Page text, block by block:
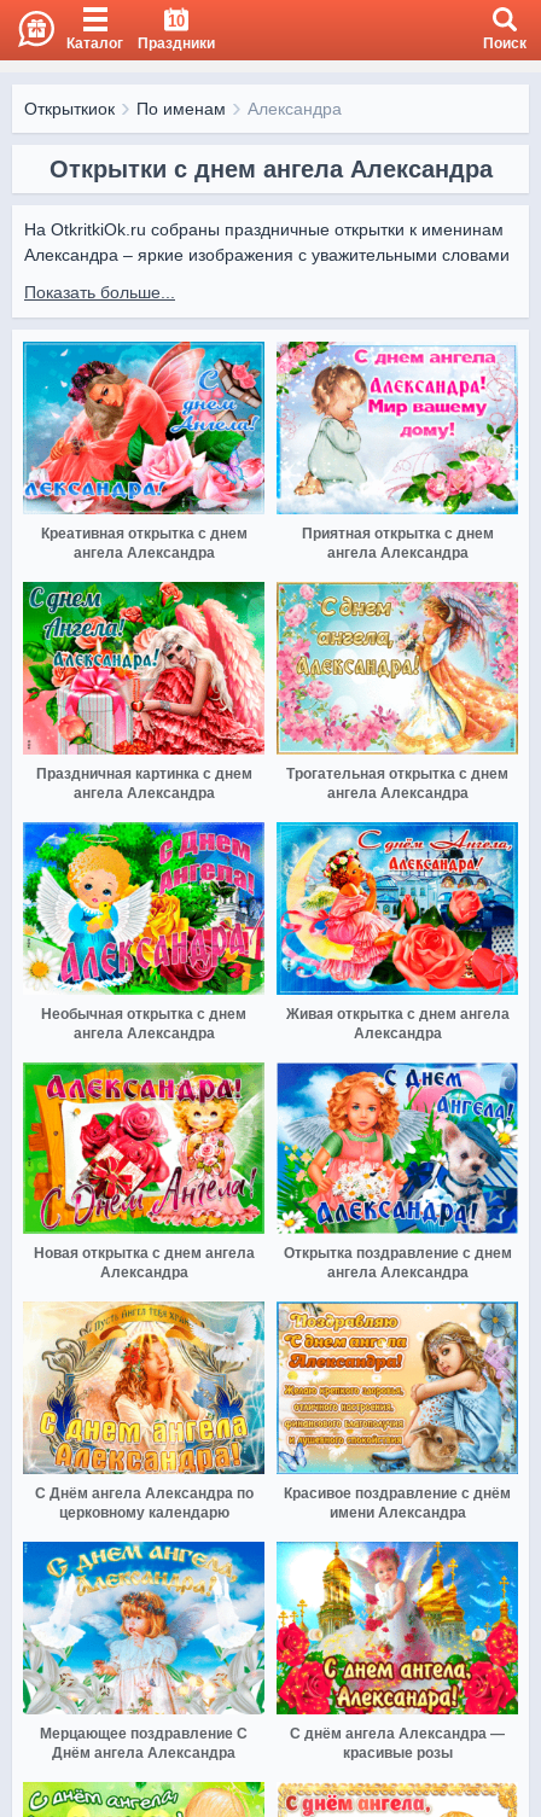
Каталог
10
Праздники Поиск
Открыткиок По именам Александра
Открытки с днем ангела Александра
На OtkritkiOk.ru собраны праздничные открытки к именинам
Александра – яркие изображения с уважительными словами
вы найдете лучшие открытки, которые подчеркнут внимание
и сделают праздник значимым.
Показать больше...
Креативная открытка с днем
ангела Александра
Приятная открытка с днем
ангела Александра
Праздничная картинка с днем
ангела Александра
Трогательная открытка с днем
ангела Александра
Необычная открытка с днем
ангела Александра
Живая открытка с днем ангела
Александра
Новая открытка с днем ангела
Александра
Открытка поздравление с днем
ангела Александра
С Днём ангела Александра по
церковному календарю
Красивое поздравление с днём
имени Александра
Мерцающее поздравление С
Днём ангела Александра
С днём ангела Александра —
красивые розы